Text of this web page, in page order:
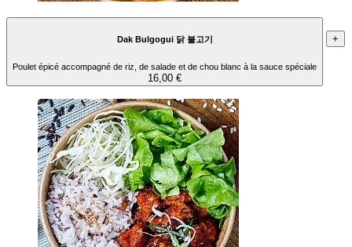
Dak Bulgogui 닭 불고기
Poulet épicé accompagné de riz, de salade et de chou blanc à la sauce spéciale
16,00 €
+